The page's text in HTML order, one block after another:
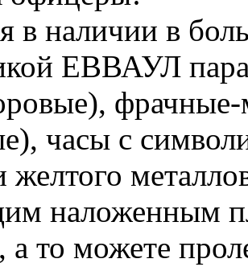
в наличии в
ЕВВАУЛ
фрачные-
часы с
желтого
наложенным
а то можете